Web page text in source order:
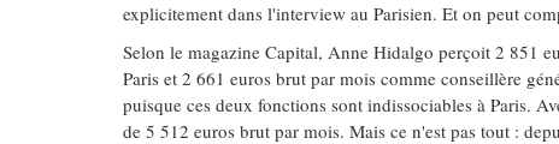
explicitement dans l'interview au Parisien. Et on peut
Selon le magazine Capital, Anne Hidalgo perçoit 2 851
Paris et 2 661 euros brut par mois comme conseillère
puisque ces deux fonctions sont indissociables à Paris.
de 5 512 euros brut par mois. Mais ce n'est pas tout :